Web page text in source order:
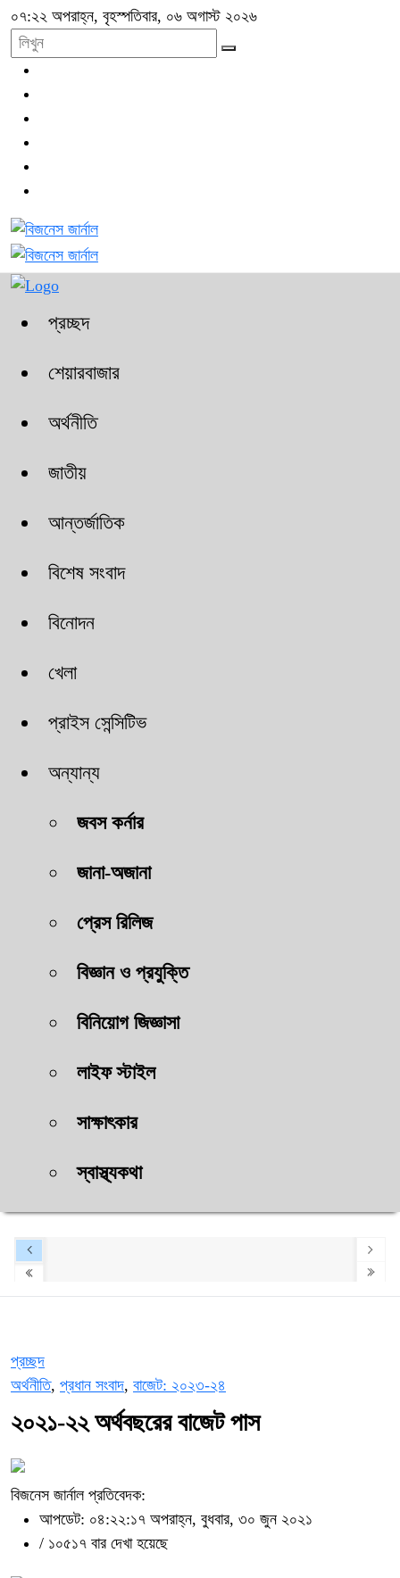
০৭:২২ অপরাহ্ন, বৃহস্পতিবার, ০৬ অগাস্ট ২০২৬
প্রচ্ছদ
শেয়ারবাজার
অর্থনীতি
জাতীয়
আন্তর্জাতিক
বিশেষ সংবাদ
বিনোদন
খেলা
প্রাইস সেন্সিটিভ
অন্যান্য
জবস কর্নার
জানা-অজানা
প্রেস রিলিজ
বিজ্ঞান ও প্রযুক্তি
বিনিয়োগ জিজ্ঞাসা
লাইফ স্টাইল
সাক্ষাৎকার
স্বাস্থ্যকথা
প্রচ্ছদ
অর্থনীতি, প্রধান সংবাদ, বাজেট: ২০২৩-২৪
২০২১-২২ অর্থবছরের বাজেট পাস
বিজনেস জার্নাল প্রতিবেদক:
আপডেট: ০৪:২২:১৭ অপরাহ্ন, বুধবার, ৩০ জুন ২০২১
/ ১০৫১৭ বার দেখা হয়েছে